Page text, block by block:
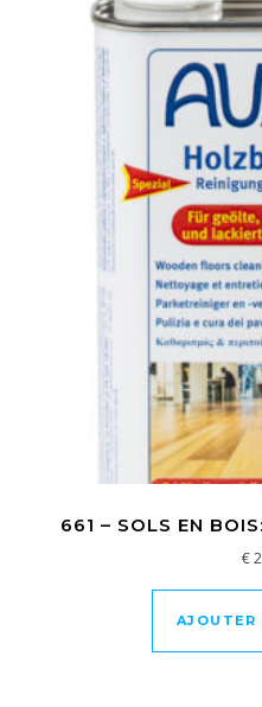
661 – SOLS EN
€
AJOUTER